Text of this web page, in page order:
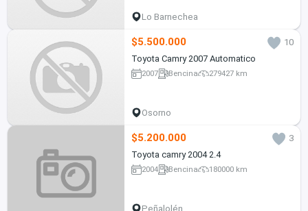
Lo Barnechea
$5.500.000
10
Toyota Camry 2007 Automatico
2007 Bencina 279427 km
Osorno
$5.200.000
3
Toyota camry 2004 2.4
2004 Bencina 180000 km
Peñalolén